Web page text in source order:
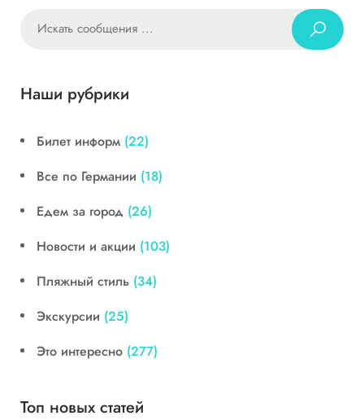
Наши рубрики
Билет информ (22)
Все по Германии (18)
Едем за город (26)
Новости и акции (103)
Пляжный стиль (34)
Экскурсии (25)
Это интересно (277)
Топ новых статей